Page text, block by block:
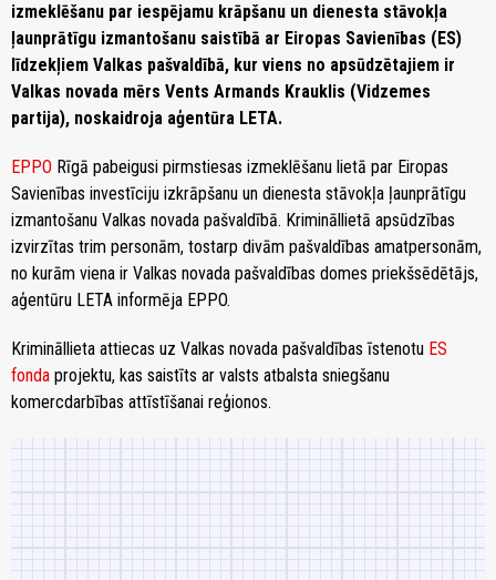
izmeklēšanu par iespējamu krāpšanu un dienesta stāvokļa
ļaunprātīgu izmantošanu saistībā ar Eiropas Savienības (ES)
līdzekļiem Valkas pašvaldībā, kur viens no apsūdzētajiem ir
Valkas novada mērs Vents Armands Krauklis (Vidzemes
partija), noskaidroja aģentūra LETA.
EPPO Rīgā pabeigusi pirmstiesas izmeklēšanu lietā par Eiropas
Savienības investīciju izkrāpšanu un dienesta stāvokļa ļaunprātīgu
izmantošanu Valkas novada pašvaldībā. Krimināllietā apsūdzības
izvirzītas trim personām, tostarp divām pašvaldības amatpersonām,
no kurām viena ir Valkas novada pašvaldības domes priekšsēdētājs,
aģentūru LETA informēja EPPO.
Krimināllieta attiecas uz Valkas novada pašvaldības īstenotu ES
fonda projektu, kas saistīts ar valsts atbalsta sniegšanu
komercdarbības attīstīšanai reģionos.